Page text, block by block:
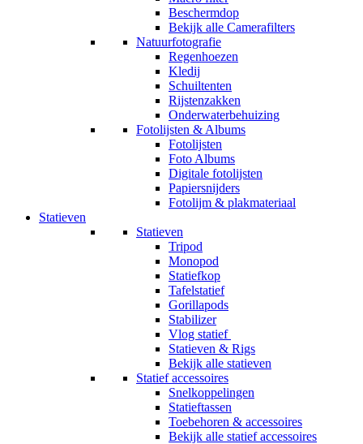
Beschermdop
Bekijk alle Camerafilters
Natuurfotografie
Regenhoezen
Kledij
Schuiltenten
Rijstenzakken
Onderwaterbehuizing
Fotolijsten & Albums
Fotolijsten
Foto Albums
Digitale fotolijsten
Papiersnijders
Fotolijm & plakmateriaal
Statieven
Statieven
Tripod
Monopod
Statiefkop
Tafelstatief
Gorillapods
Stabilizer
Vlog statief
Statieven & Rigs
Bekijk alle statieven
Statief accessoires
Snelkoppelingen
Statieftassen
Toebehoren & accessoires
Bekijk alle statief accessoires